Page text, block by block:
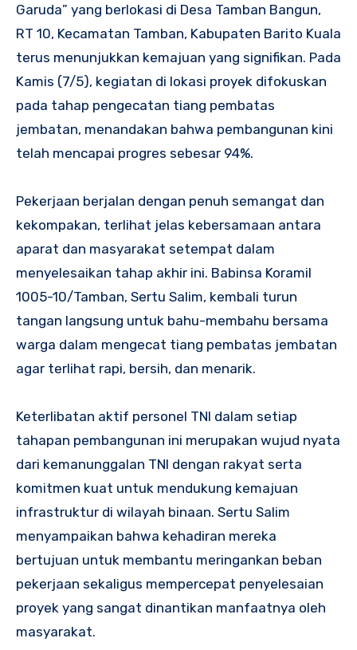
Garuda” yang berlokasi di Desa Tamban Bangun,
RT 10, Kecamatan Tamban, Kabupaten Barito Kuala
terus menunjukkan kemajuan yang signifikan. Pada
Kamis (7/5), kegiatan di lokasi proyek difokuskan
pada tahap pengecatan tiang pembatas
jembatan, menandakan bahwa pembangunan kini
telah mencapai progres sebesar 94%.
‎Pekerjaan berjalan dengan penuh semangat dan
kekompakan, terlihat jelas kebersamaan antara
aparat dan masyarakat setempat dalam
menyelesaikan tahap akhir ini. Babinsa Koramil
1005-10/Tamban, Sertu Salim, kembali turun
tangan langsung untuk bahu-membahu bersama
warga dalam mengecat tiang pembatas jembatan
agar terlihat rapi, bersih, dan menarik.
‎Keterlibatan aktif personel TNI dalam setiap
tahapan pembangunan ini merupakan wujud nyata
dari kemanunggalan TNI dengan rakyat serta
komitmen kuat untuk mendukung kemajuan
infrastruktur di wilayah binaan. Sertu Salim
menyampaikan bahwa kehadiran mereka
bertujuan untuk membantu meringankan beban
pekerjaan sekaligus mempercepat penyelesaian
proyek yang sangat dinantikan manfaatnya oleh
masyarakat.